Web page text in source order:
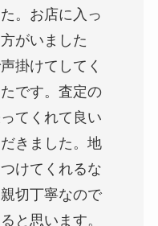
。お店に入っ
がいました
掛けてしてく
です。査定の
てくれて良い
きました。地
けてくれるな
切丁寧なので
と思います。